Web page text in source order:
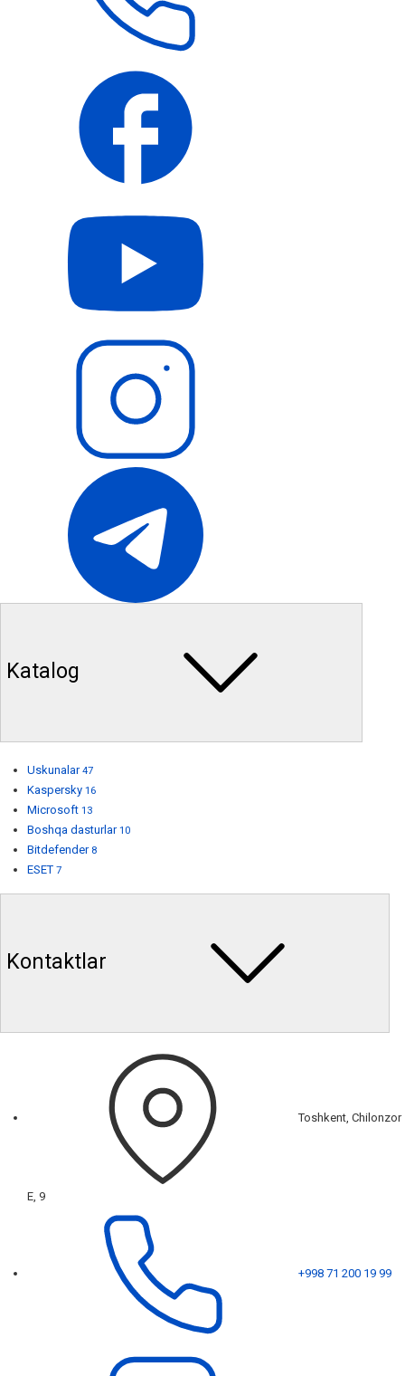
Katalog
Uskunalar 47
Kaspersky 16
Microsoft 13
Boshqa dasturlar 10
Bitdefender 8
ESET 7
Kontaktlar
Toshkent, Chilonzor
E, 9
+998 71 200 19 99